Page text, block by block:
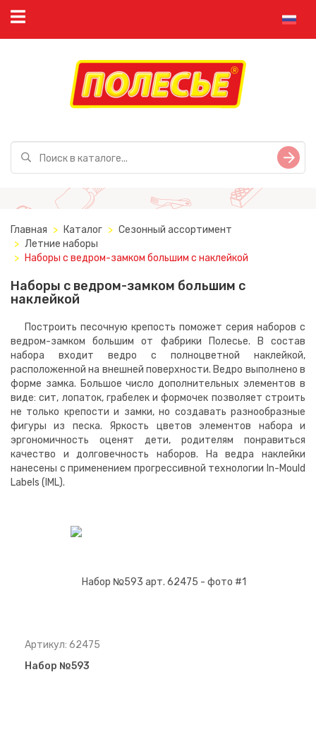
Главная Каталог
Сезонный ассортимент
Летние наборы
Наборы с ведром-замком большим с наклейкой
Наборы с ведром-замком большим с
наклейкой
Построить песочную крепость поможет серия наборов с
ведром-замком большим от фабрики Полесье. В состав
набора входит ведро с полноцветной наклейкой,
расположенной на внешней поверхности. Ведро выполнено в
форме замка. Большое число дополнительных элементов в
виде: сит, лопаток, грабелек и формочек позволяет строить
не только крепости и замки, но создавать разнообразные
фигуры из песка. Яркость цветов элементов набора и
эргономичность оценят дети, родителям понравиться
качество и долговечность наборов. На ведра наклейки
нанесены с применением прогрессивной технологии In-Mould
Labels (IML).
Артикул: 62475
Набор №593